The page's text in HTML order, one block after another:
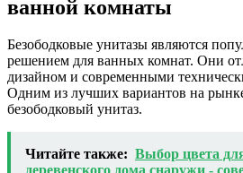
ванной комнаты
Безободковые унитазы являются
решением для ванных комнат. Они
дизайном и современными
Одним из лучших вариантов на
безободковый унитаз.
Читайте также: Выбор цвета